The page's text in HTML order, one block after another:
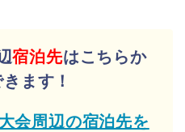
宿泊先はこちらか
ます！
会周辺の宿泊先を